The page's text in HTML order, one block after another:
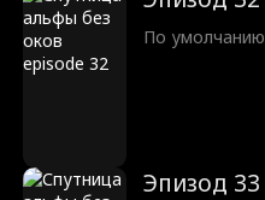
По умолчанию
Эпизод 33